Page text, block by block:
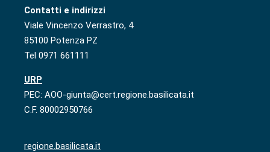
Contatti e indirizzi
Viale Vincenzo Verrastro, 4
85100 Potenza PZ
Tel 0971 661111
URP
PEC: AOO-giunta@cert.regione.basilicata.it
C.F. 80002950766
regione.basilicata.it